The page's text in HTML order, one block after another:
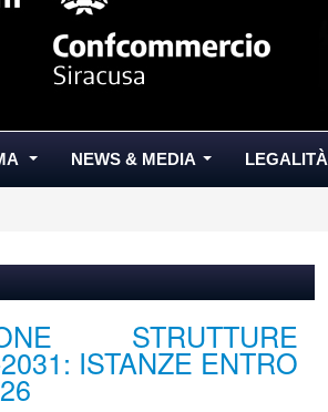
NEWS & MEDIA LEGALITÀ
STRUTTURE
ISTANZE ENTRO